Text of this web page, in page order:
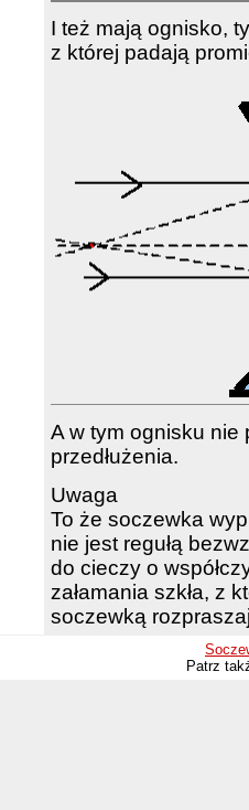
I też mają ognisko,
z której padają
A w tym ognisku nie
przedłużenia.
Uwaga
To że soczewka
nie jest regułą
do cieczy o
załamania szkła, z
soczewką
Patrz